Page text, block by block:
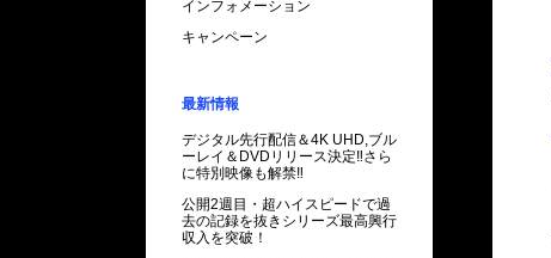
インフォメーション
キャンペーン
最新情報
デジタル先行配信＆4K UHD,ブル
ーレイ＆DVDリリース決定‼さら
に特別映像も解禁‼
公開2週目・超ハイスピードで過
去の記録を抜きシリーズ最高興行
収入を突破！